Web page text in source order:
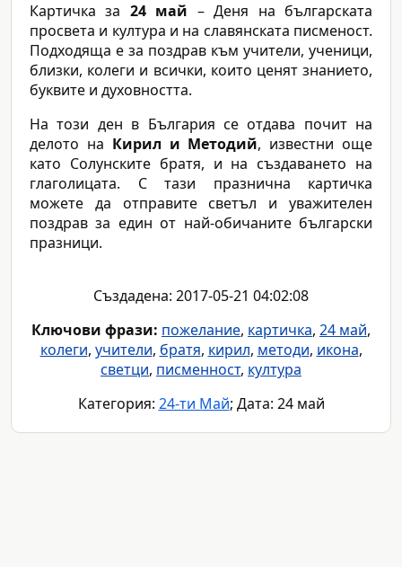
Картичка за 24 май – Деня на българската
просвета и култура и на славянската писменост.
Подходяща е за поздрав към учители, ученици,
близки, колеги и всички, които ценят знанието,
буквите и духовността.
На този ден в България се отдава почит на
делото на Кирил и Методий, известни още
като Солунските братя, и на създаването на
глаголицата. С тази празнична картичка
можете да отправите светъл и уважителен
поздрав за един от най-обичаните български
празници.
Създадена: 2017-05-21 04:02:08
Ключови фрази: пожелание, картичка, 24 май,
колеги, учители, братя, кирил, методи, икона,
светци, писменност, култура
Категория: 24-ти Май; Дата: 24 май